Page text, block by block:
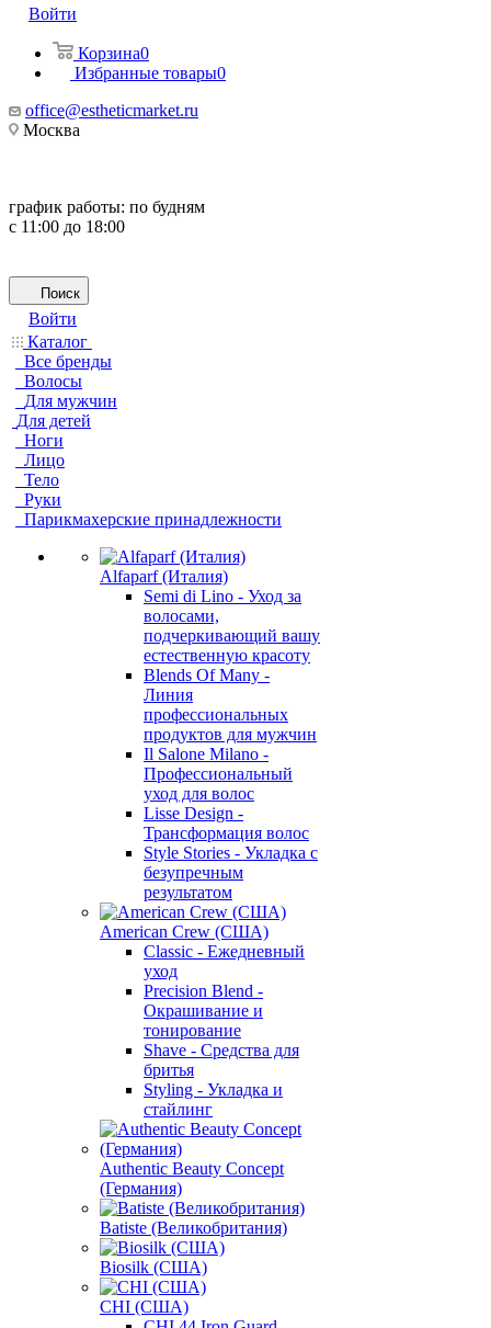
Войти
Корзина0
Избранные товары0
office@estheticmarket.ru
Москва
график работы: по будням
с 11:00 до 18:00
Поиск
Войти
Каталог
Все бренды
Волосы
Для мужчин
Для детей
Ноги
Лицо
Тело
Руки
Парикмахерские принадлежности
Alfaparf (Италия)
Semi di Lino - Уход за
волосами,
подчеркивающий вашу
естественную красоту
Blends Of Many -
Линия
профессиональных
продуктов для мужчин
Il Salone Milano -
Профессиональный
уход для волос
Lisse Design -
Трансформация волос
Style Stories - Укладка с
безупречным
результатом
American Crew (США)
Classic - Ежедневный
уход
Precision Blend -
Окрашивание и
тонирование
Shave - Средства для
бритья
Styling - Укладка и
стайлинг
Authentic Beauty Concept
(Германия)
Batiste (Великобритания)
Biosilk (США)
CHI (США)